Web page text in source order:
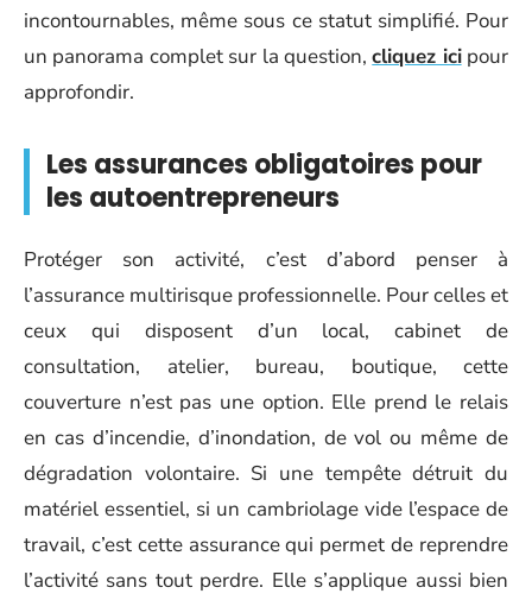
incontournables, même sous ce statut simplifié. Pour
un panorama complet sur la question,cliquez icipour
approfondir.
Les assurances obligatoires pour
les autoentrepreneurs
Protéger son activité, c’est d’abord penser à
l’assurance multirisque professionnelle. Pour celles et
ceux qui disposent d’un local, cabinet de
consultation, atelier, bureau, boutique, cette
couverture n’est pas une option. Elle prend le relais
en cas d’incendie, d’inondation, de vol ou même de
dégradation volontaire. Si une tempête détruit du
matériel essentiel, si un cambriolage vide l’espace de
travail, c’est cette assurance qui permet de reprendre
l’activité sans tout perdre. Elle s’applique aussi bien